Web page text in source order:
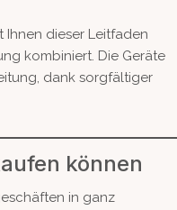
Ihnen dieser Leitfaden
kombiniert. Die Geräte
dank sorgfältiger
können
in ganz